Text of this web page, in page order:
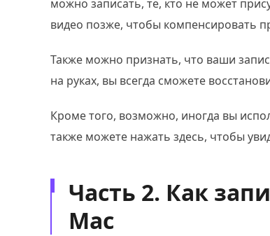
можно записать, те, кто не может
видео позже, чтобы компенсировать
Также можно признать, что ваши
на руках, вы всегда сможете
Кроме того, возможно, иногда вы
также можете нажать здесь, чтобы
Часть 2. Как
Mac